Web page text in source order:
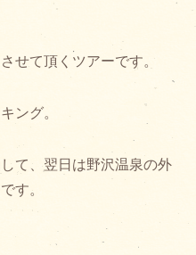
せて頂くツアーです。
ング。
て、翌日は野沢温泉の外
す。